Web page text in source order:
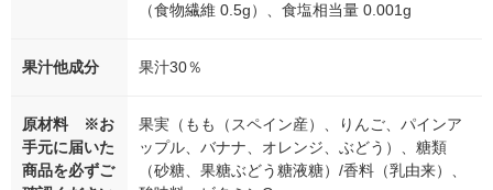
（食物繊維 0.5g）、食塩相当量 0.001g
果汁他成分 果汁30％
原材料 ※お
手元に届いた
商品を必ずご
果実（もも（スペイン産）、りんご、パインア
ップル、バナナ、オレンジ、ぶどう）、糖類
（砂糖、果糖ぶどう糖液糖）/香料（乳由来）、